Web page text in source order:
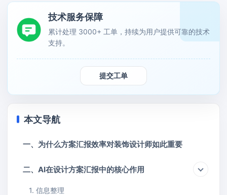
技术服务保障
累计处理 3000+ 工单，持续为用户提供可靠的技术
支持。
提交工单
本文导航
一、为什么方案汇报效率对装饰设计师如此重要
二、AI在设计方案汇报中的核心作用
1. 信息整理